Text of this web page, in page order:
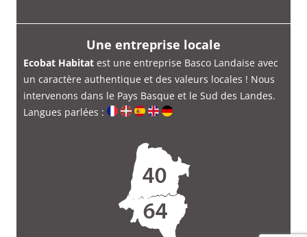
Une entreprise locale
Ecobat Habitat est une entreprise Basco Landaise avec
un caractère authentique et des valeurs locales ! Nous
intervenons dans le Pays Basque et le Sud des Landes.
Langues parlées :